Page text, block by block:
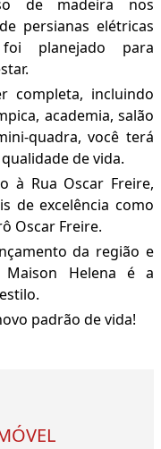
de madeira nos
persianas elétricas
planejado para
completa, incluindo
academia, salão
quadra, você terá
de vida.
à Rua Oscar Freire,
de excelência como
Oscar Freire.
da região e
Helena é a
padrão de vida!